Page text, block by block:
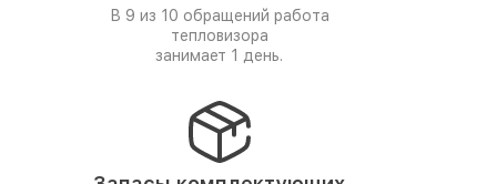
В 9 из 10 обращений работа
тепловизора
занимает 1 день.